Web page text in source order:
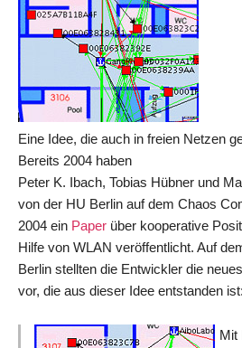
Eine Idee, die auch in freien Netzen
Bereits 2004 haben
Peter K. Ibach, Tobias Hübner und
von der HU Berlin auf dem Chaos
2004 ein Paper über kooperative
Hilfe von WLAN veröffentlicht. Auf
Berlin stellten die Entwickler die
vor, die aus dieser Idee entstanden ist:
Mit